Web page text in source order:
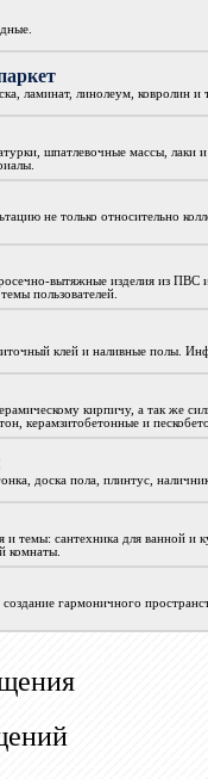
ламинат, линолеум, ковролин и
шпатлевочные массы, лаки
не только относительно
вытяжные изделия из ПВС
пользователей.
клей и наливные полы.
кирпичу, а так же
керамзитобетонные и
доска пола, плинтус,
и темы: сантехника для ванной и
комнаты.
гармоничного